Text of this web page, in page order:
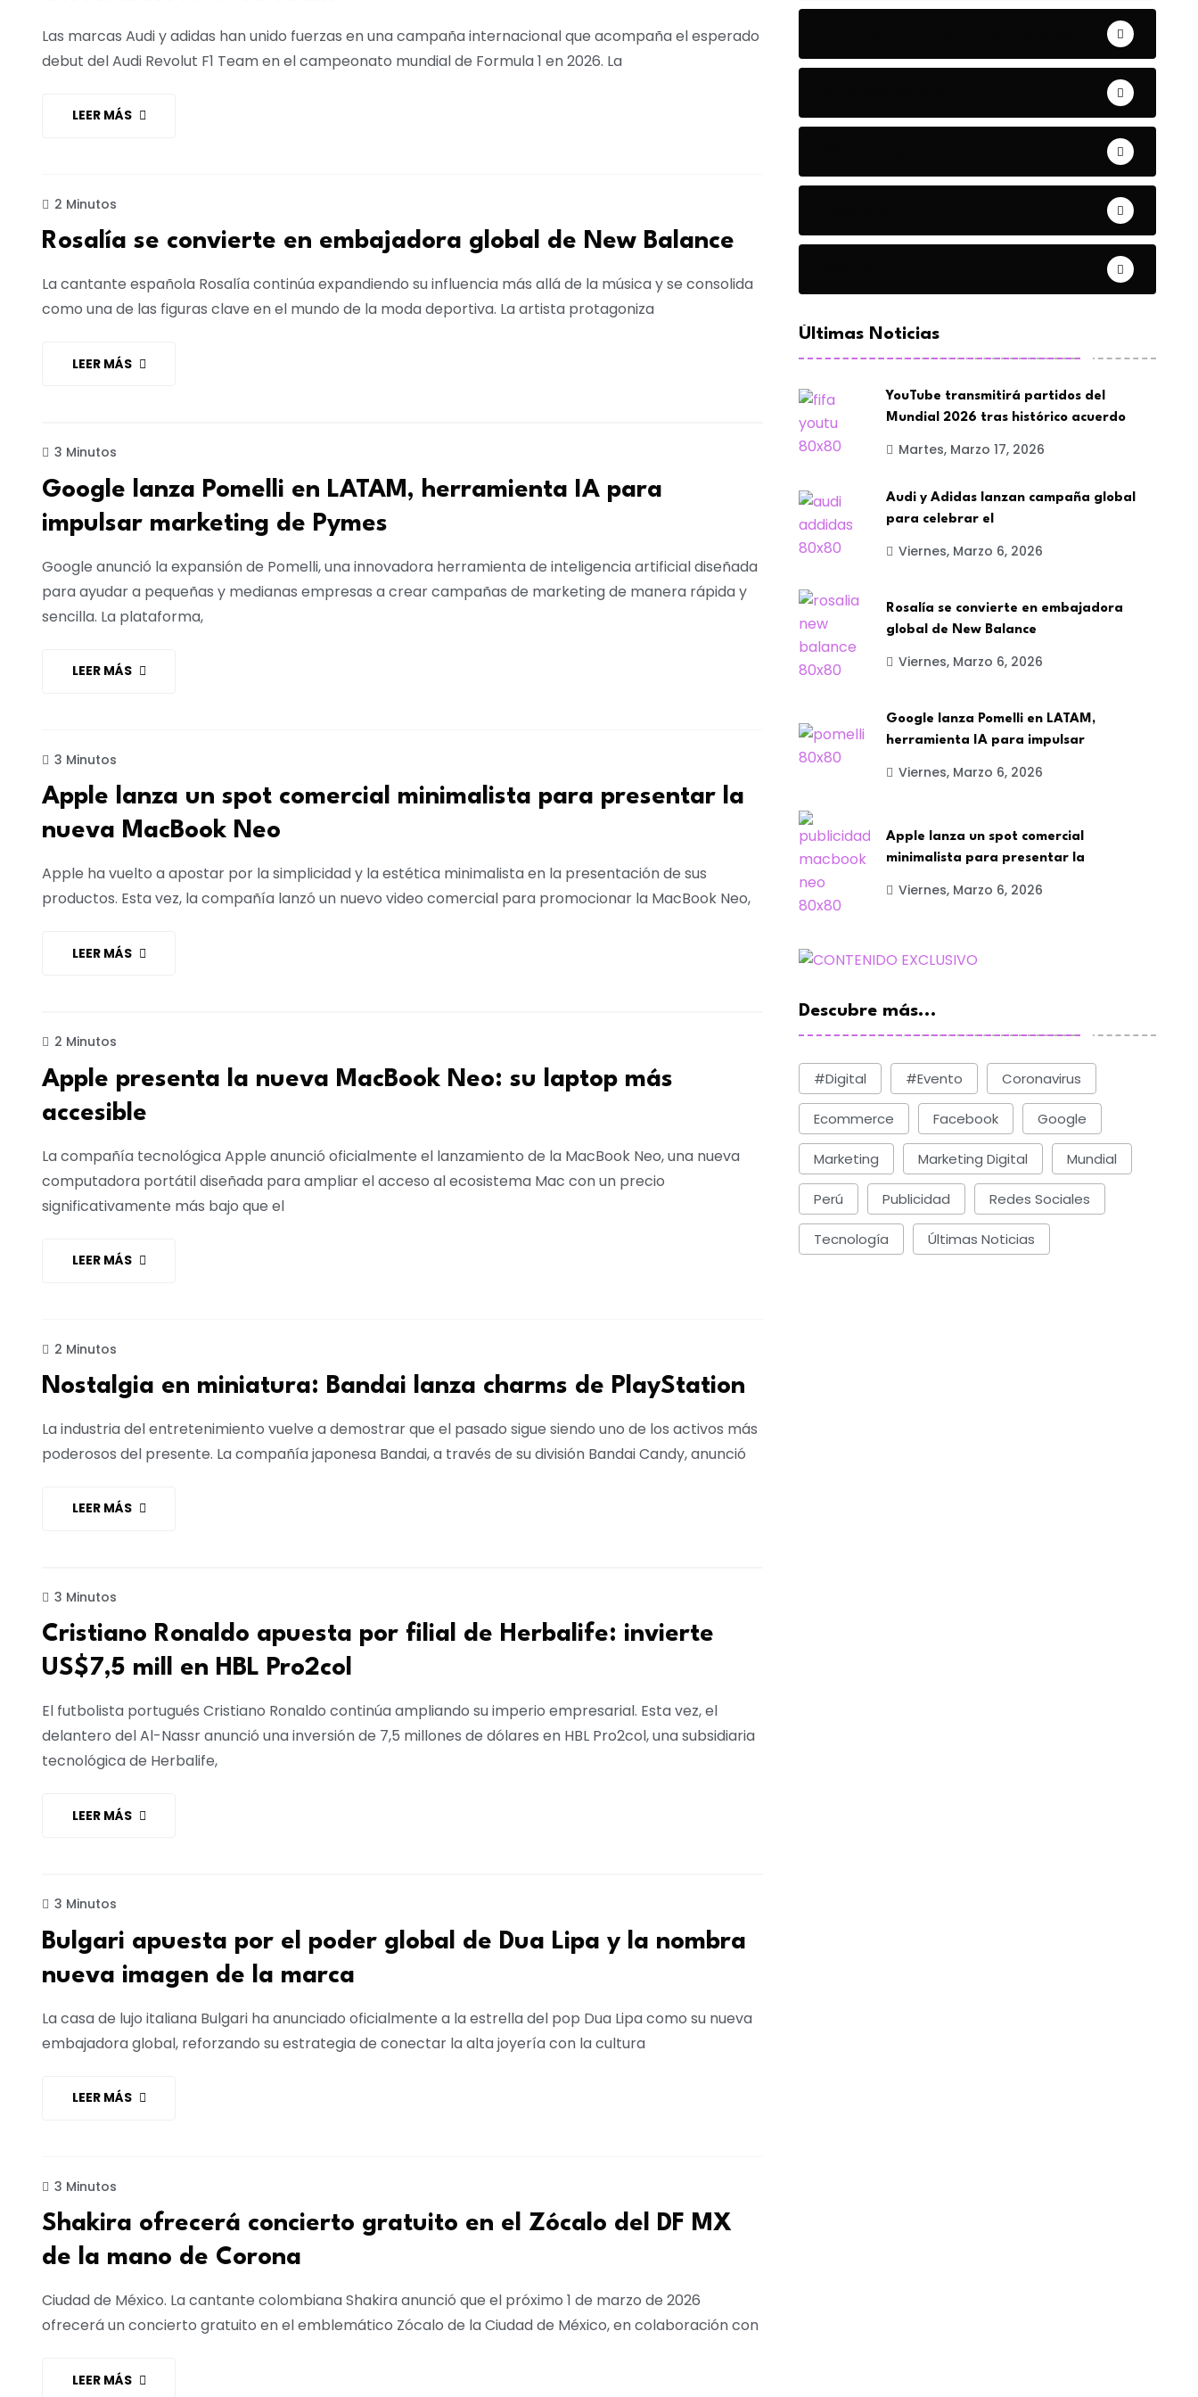
Las marcas Audi y adidas han unido fuerzas en una campaña internacional que acompaña el esperado
debut del Audi Revolut F1 Team en el campeonato mundial de Formula 1 en 2026. La
LEER MÁS
PUBLICIDAD
2 Minutos
Rosalía se convierte en embajadora global de New Balance
La cantante española Rosalía continúa expandiendo su influencia más allá de la música y se consolida
como una de las figuras clave en el mundo de la moda deportiva. La artista protagoniza
LEER MÁS
TECNOLOGÍA
3 Minutos
Google lanza Pomelli en LATAM, herramienta IA para
impulsar marketing de Pymes
Google anunció la expansión de Pomelli, una innovadora herramienta de inteligencia artificial diseñada
para ayudar a pequeñas y medianas empresas a crear campañas de marketing de manera rápida y
sencilla. La plataforma,
LEER MÁS
PUBLICIDAD
3 Minutos
Apple lanza un spot comercial minimalista para presentar la
nueva MacBook Neo
Apple ha vuelto a apostar por la simplicidad y la estética minimalista en la presentación de sus
productos. Esta vez, la compañía lanzó un nuevo video comercial para promocionar la MacBook Neo,
LEER MÁS
TECNOLOGÍA
2 Minutos
Apple presenta la nueva MacBook Neo: su laptop más
accesible
La compañía tecnológica Apple anunció oficialmente el lanzamiento de la MacBook Neo, una nueva
computadora portátil diseñada para ampliar el acceso al ecosistema Mac con un precio
significativamente más bajo que el
LEER MÁS
MARKETING
2 Minutos
Nostalgia en miniatura: Bandai lanza charms de PlayStation
La industria del entretenimiento vuelve a demostrar que el pasado sigue siendo uno de los activos más
poderosos del presente. La compañía japonesa Bandai, a través de su división Bandai Candy, anunció
LEER MÁS
NEGOCIOS
3 Minutos
Cristiano Ronaldo apuesta por filial de Herbalife: invierte
US$7,5 mill en HBL Pro2col
El futbolista portugués Cristiano Ronaldo continúa ampliando su imperio empresarial. Esta vez, el
delantero del Al-Nassr anunció una inversión de 7,5 millones de dólares en HBL Pro2col, una subsidiaria
tecnológica de Herbalife,
LEER MÁS
MARKETING
3 Minutos
Bulgari apuesta por el poder global de Dua Lipa y la nombra
nueva imagen de la marca
La casa de lujo italiana Bulgari ha anunciado oficialmente a la estrella del pop Dua Lipa como su nueva
embajadora global, reforzando su estrategia de conectar la alta joyería con la cultura
LEER MÁS
MARKETING
3 Minutos
Shakira ofrecerá concierto gratuito en el Zócalo del DF MX
de la mano de Corona
Ciudad de México. La cantante colombiana Shakira anunció que el próximo 1 de marzo de 2026
ofrecerá un concierto gratuito en el emblemático Zócalo de la Ciudad de México, en colaboración con
LEER MÁS
Últimas Noticias
YouTube transmitirá partidos del
Mundial 2026 tras histórico acuerdo
Martes, Marzo 17, 2026
Audi y Adidas lanzan campaña global
para celebrar el
Viernes, Marzo 6, 2026
Rosalía se convierte en embajadora
global de New Balance
Viernes, Marzo 6, 2026
Google lanza Pomelli en LATAM,
herramienta IA para impulsar
Viernes, Marzo 6, 2026
Apple lanza un spot comercial
minimalista para presentar la
Viernes, Marzo 6, 2026
Descubre más...
#digital #evento Coronavirus
Ecommerce Facebook Google
Marketing Marketing Digital Mundial
Perú Publicidad Redes Sociales
Tecnología Últimas Noticias